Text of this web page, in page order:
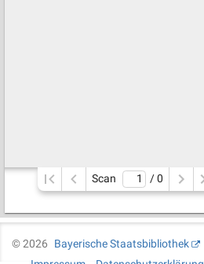
Scan / 0
©2026
Bayerische Staatsbibliothek